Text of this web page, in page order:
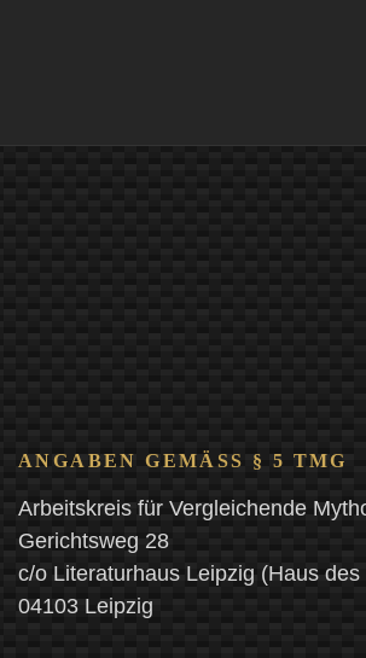
ANGABEN GEMÄSS § 5 TMG
Arbeitskreis für Vergleichende
Gerichtsweg 28
c/o Literaturhaus Leipzig (Haus des
04103 Leipzig